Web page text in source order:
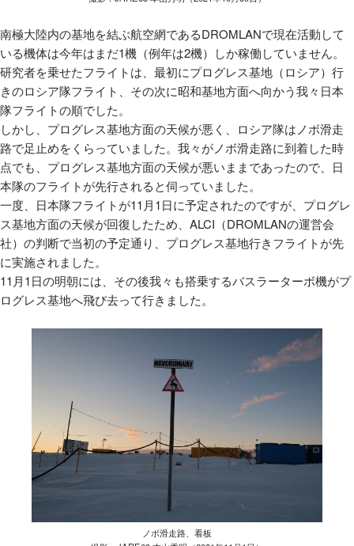
南極大陸内の基地を結ぶ航空網であるDROMLANで現在活動して
いる機体は今年はまだ1機（例年は2機）しか稼働していません。
研究者を乗せたフライトは、最初にプログレス基地（ロシア）行
きのロシア隊フライト、その次に昭和基地方面へ向かう我々日本
隊フライトの順でした。
しかし、プログレス基地方面の天候が悪く、ロシア隊はノボ滑走
路で足止めをくらっていました。我々がノボ滑走路に到着した時
点でも、プログレス基地方面の天候が悪いままであったので、日
本隊のフライトが先行されると伺っていました。
一度、日本隊フライトが11 月1日に予定されたのですが、プログレ
ス基地方面の天候が回復したため、 ALCI （DROMLANの運営会
社）の判断で当初の予定通り、プログレス基地行きフライトが先
に実施されました。
11 月1日の明朝には、その後我々も搭乗するバスラーターボ機がプ
ログレス基地へ飛び去って行きました。
ノボ滑走路、看板